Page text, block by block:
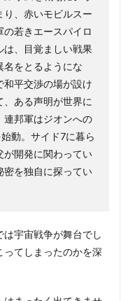
り、赤いモビルスー
若きエースパイロ
は、目覚ましい戦果
名をとるようにな
和平交渉の場が設け
、ある声明が世界に
連邦軍はジオンへの
動。サイド7に暮ら
が開発に関わってい
密を独自に探ってい
宇宙戦争が舞台でし
てしまったのかを深